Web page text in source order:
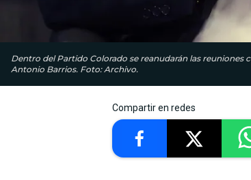
Dentro del Partido Colorado se reanudarán las
Antonio Barrios. Foto: Archivo.
Compartir en redes